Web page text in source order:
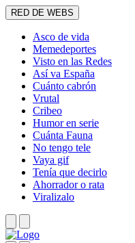
RED DE WEBS
Asco de vida
Memedeportes
Visto en las Redes
Así va España
Cuánto cabrón
Vrutal
Cribeo
Humor en serie
Cuánta Fauna
No tengo tele
Vaya gif
Tenía que decirlo
Ahorrador o rata
Viralizalo